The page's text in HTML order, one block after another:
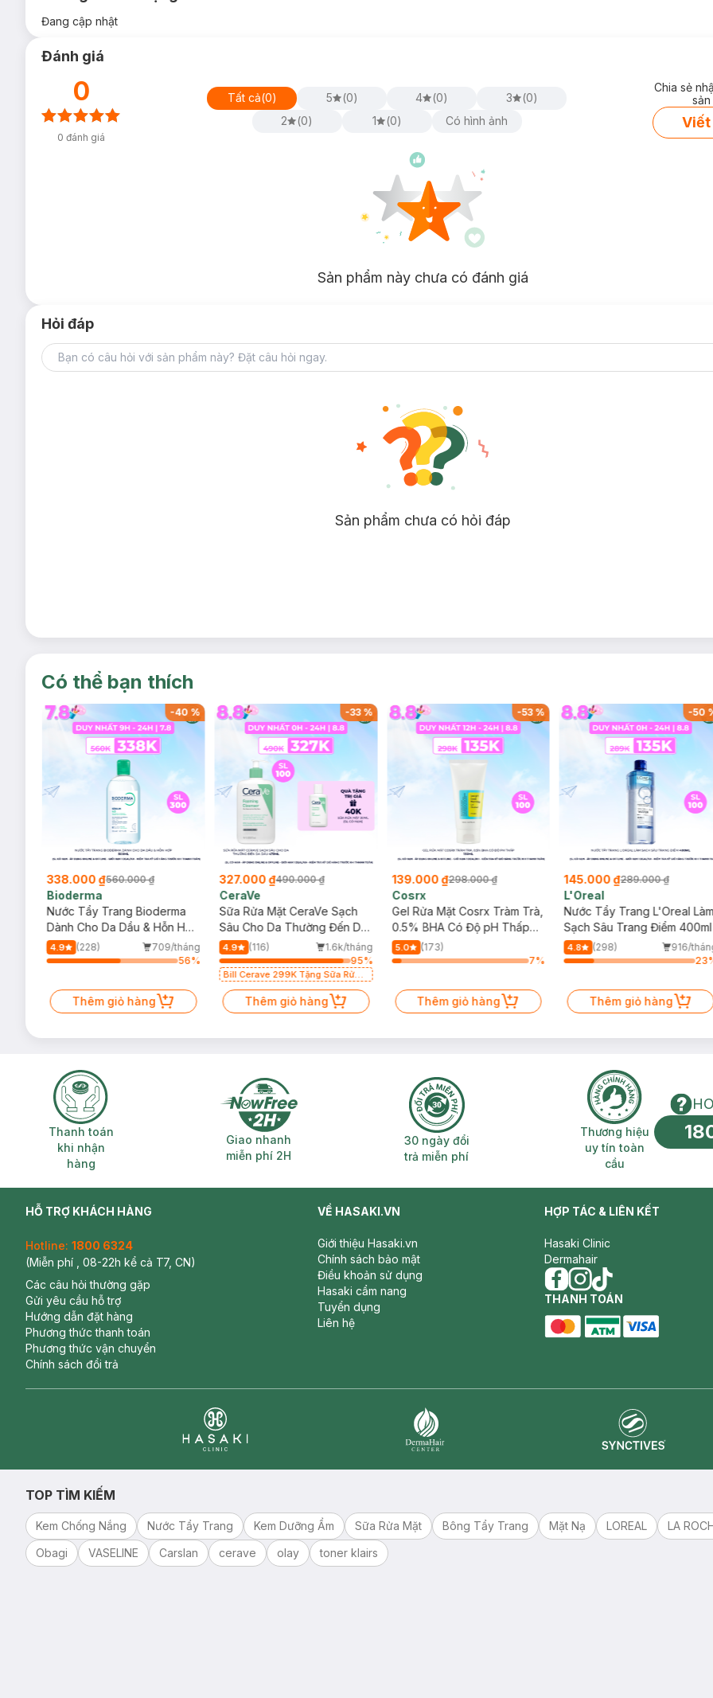
Đang cập nhật
Đánh giá
0
0 đánh giá
Tất cả(0) 5 (0) 4 (0) 3 (0)
2
(0) 1 (0) Có hình ảnh
Chia sẻ
Viết
Sản phẩm này chưa có đánh giá
Hỏi đáp
Sản phẩm chưa có hỏi đáp
Có thể bạn thích
-40 %
338.000 ₫560.000 ₫
Bioderma
Nước Tẩy Trang Bioderma
Dành Cho Da Dầu & Hỗn Hợp
500ml
4.9 (228)
709/tháng
56%
Thêm giỏ hàng
-33%
327.000 ₫490.000 ₫
CeraVe
Sữa Rửa Mặt CeraVe Sạch
Sâu Cho Da Thường Đến Da
Dầu 473ml
4.9 (116)
1.6k/tháng
95%
Bill Cerave 299K Tặng Sữa Rửa
Thêm giỏ hàng
-53%
139.000 ₫298.000 ₫
Cosrx
Gel Rửa Mặt Cosrx Tràm Trà,
0.5% BHA Có Độ pH Thấp
150ml
5.0
(173)
7%
Thêm giỏ hàng
-50
145.000 ₫289.000 ₫
L'Oreal
Nước Tẩy Trang L'Oreal Làm
Sạch Sâu Trang Điểm 400ml
4.8 (298)
916/
23
Thêm giỏ hàng
Thanh toán khi nhận hàng
Thanh toán
khi nhận
hàng
Giao nhanh miễn phí 2H
Giao nhanh
miễn phí 2H
30 ngày đổi trả miễn phí
30 ngày đổi
trả miễn phí
Thương hiệu uy
Thương hiệu
uy tín toàn
cầu
HỖ TRỢ KHÁCH HÀNG
Hotline: 1800 6324
(Miễn phí , 08-22h kể cả T7, CN)
Các câu hỏi thường gặp
Gửi yêu cầu hỗ trợ
Hướng dẫn đặt hàng
Phương thức thanh toán
Phương thức vận chuyển
Chính sách đổi trả
VỀ HASAKI.VN
Giới thiệu Hasaki.vn
Chính sách bảo mật
Điều khoản sử dụng
Hasaki cẩm nang
Tuyển dụng
Liên hệ
HỢP TÁC & LIÊN KẾT
Hasaki Clinic
Dermahair
facebook
instagram
tiktok
THANH TOÁN
TOP TÌM KIẾM
Kem Chống Nắng Nước Tẩy Trang Kem Dưỡng Ẩm Sữa Rửa Mặt Bông Tẩy Trang Mặt Nạ LOREAL LA
Obagi
VASELINE Carslan cerave olay toner klairs